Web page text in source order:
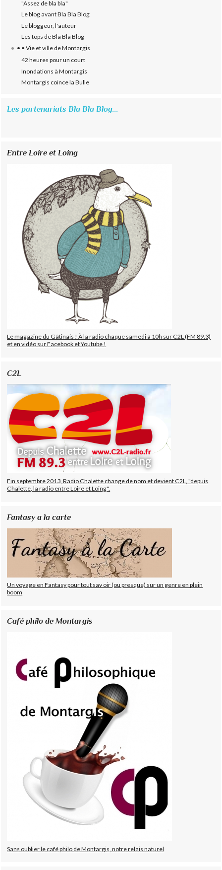
"Assez de bla bla"
Le blog avant Bla Bla Blog
Le bloggeur, l'auteur
Les tops de Bla Bla Blog
• • Vie et ville de Montargis
42 heures pour un court
Inondations à Montargis
Montargis coince la Bulle
Les partenariats Bla Bla Blog...
Entre Loire et Loing
Le magazine du Gâtinais ! À la radio chaque samedi à 10h sur C2L (FM 89.3)
et en vidéo sur Facebook et Youtube !
C2L
Fin septembre 2013, Radio Chalette change de nom et devient C2L, "depuis
Chalette, la radio entre Loire et Loing".
Fantasy a la carte
Un voyage en Fantasy pour tout sav oir (ou presque) sur un genre en plein
boom
Café philo de Montargis
Sans oublier le café philo de Montargis, notre relais naturel